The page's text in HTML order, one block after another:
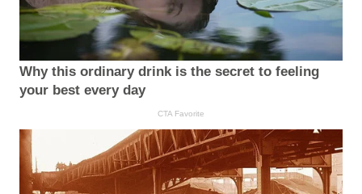
Why this ordinary drink is the secret to feeling
your best every day
CTA Favorite